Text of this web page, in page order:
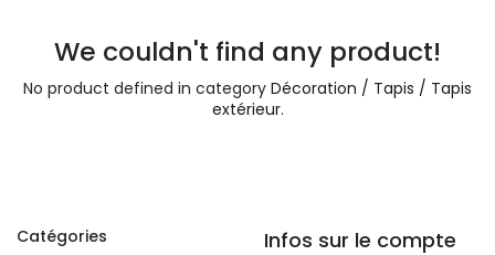
We couldn't find any product!
No product defined in category Décoration / Tapis / Tapis
extérieur.
Catégories
Infos sur le compte